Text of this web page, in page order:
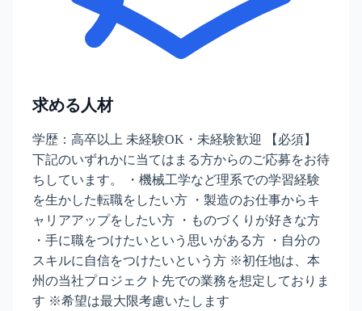
求める人材
学歴：高卒以上 未経験OK・未経験歓迎 【必須】
下記のいずれかに当てはまる方からのご応募をお待
ちしています。 ・機械工学など理系での学習経験
を生かした転職をしたい方 ・製造のお仕事からキ
ャリアアップをしたい方 ・ものづくりが好きな方
・手に職をつけたいという思いがある方 ・自分の
スキルに自信をつけたいという方 ※初任地は、本
州の当社プロジェクト先での業務を想定しておりま
す ※希望は最大限考慮いたします